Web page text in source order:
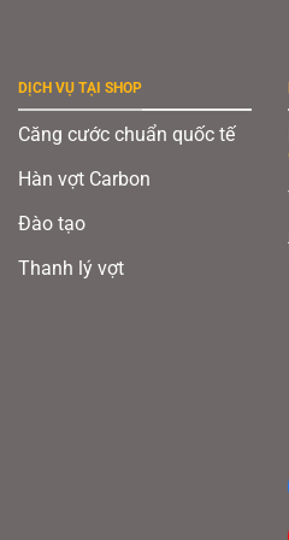
DỊCH VỤ TẠI SHOP
Căng cước chuẩn quốc tế
Hàn vợt Carbon
Đào tạo
Thanh lý vợt